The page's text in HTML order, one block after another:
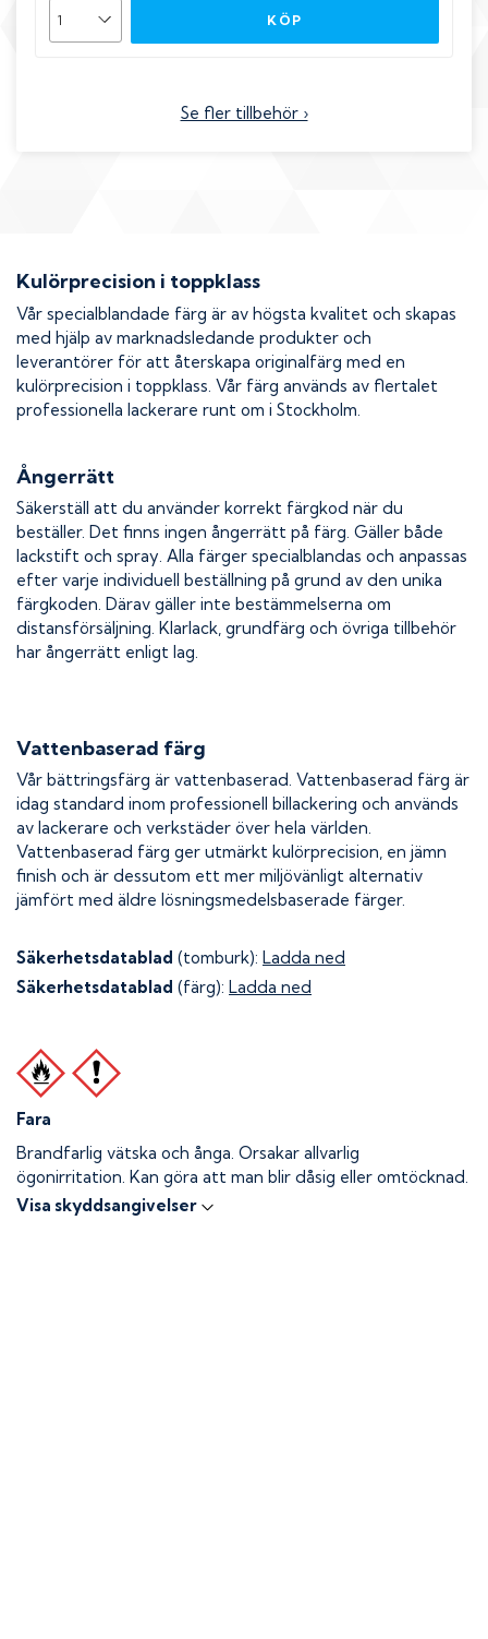
KÖP
Se fler tillbehör ›
Kulörprecision i toppklass
Vår specialblandade färg är av högsta kvalitet och skapas
med hjälp av marknadsledande produkter och
leverantörer för att återskapa originalfärg med en
kulörprecision i toppklass. Vår färg används av flertalet
professionella lackerare runt om i Stockholm.
Ångerrätt
Säkerställ att du använder korrekt färgkod när du
beställer. Det finns ingen ångerrätt på färg. Gäller både
lackstift och spray. Alla färger specialblandas och anpassas
efter varje individuell beställning på grund av den unika
färgkoden. Därav gäller inte bestämmelserna om
distansförsäljning. Klarlack, grundfärg och övriga tillbehör
har ångerrätt enligt lag.
Vattenbaserad färg
Vår bättringsfärg är vattenbaserad. Vattenbaserad färg är
idag standard inom professionell billackering och används
av lackerare och verkstäder över hela världen.
Vattenbaserad färg ger utmärkt kulörprecision, en jämn
finish och är dessutom ett mer miljövänligt alternativ
jämfört med äldre lösningsmedelsbaserade färger.
Säkerhetsdatablad (tomburk): Ladda ned
Säkerhetsdatablad (färg): Ladda ned
Fara
Brandfarlig vätska och ånga. Orsakar allvarlig
ögonirritation. Kan göra att man blir dåsig eller omtöcknad.
Visa skyddsangivelser